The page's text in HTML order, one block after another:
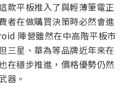
半導體產業鏈上游儲存成本
晶片供應商的報價上漲直接
，蘋果 CEO 提姆・庫克也在
漲價的主因。
上的處境變得微妙起來。萬
款平板推入了與輕薄筆電正